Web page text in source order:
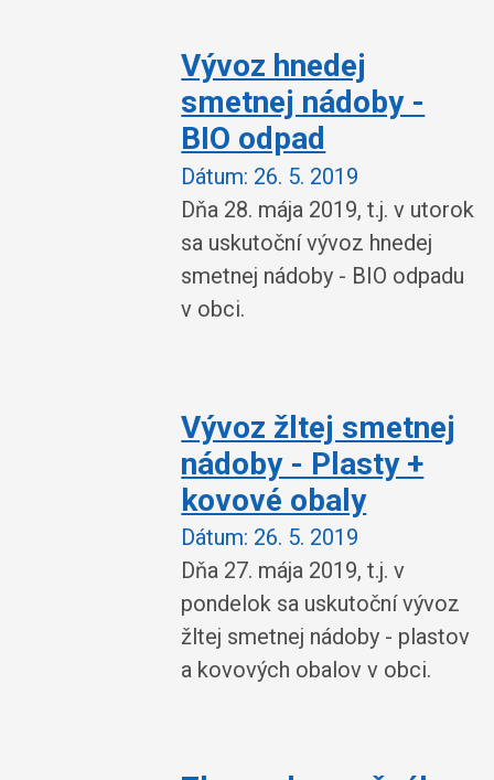
Vývoz hnedej
smetnej nádoby -
BIO odpad
Dátum: 26. 5. 2019
Dňa 28. mája 2019, t.j. v utorok
sa uskutoční vývoz hnedej
smetnej nádoby - BIO odpadu
v obci.
Vývoz žltej smetnej
nádoby - Plasty +
kovové obaly
Dátum: 26. 5. 2019
Dňa 27. mája 2019, t.j. v
pondelok sa uskutoční vývoz
žltej smetnej nádoby - plastov
a kovových obalov v obci.